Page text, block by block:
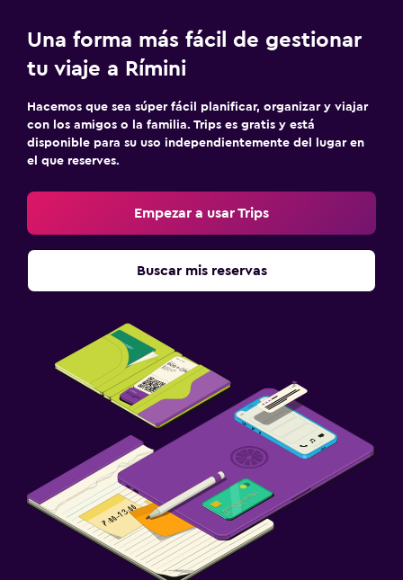
Seguridad las 24 horas
Botiquín de primeros auxilios
Caja fuerte
Estacionamiento y transporte
Estacionamiento privado
Servicio de traslado (cargo adicional)
Aire libre
Sillas de playa
Servicios de lavandería/tintorería
Tendedero
Una forma más fácil de gestionar
tu viaje a Rímini
Hacemos que sea súper fácil planificar, organizar y viajar
con los amigos o la familia. Trips es gratis y está
disponible para su uso independientemente del lugar en
el que reserves.
Empezar a usar Trips
Buscar mis reservas